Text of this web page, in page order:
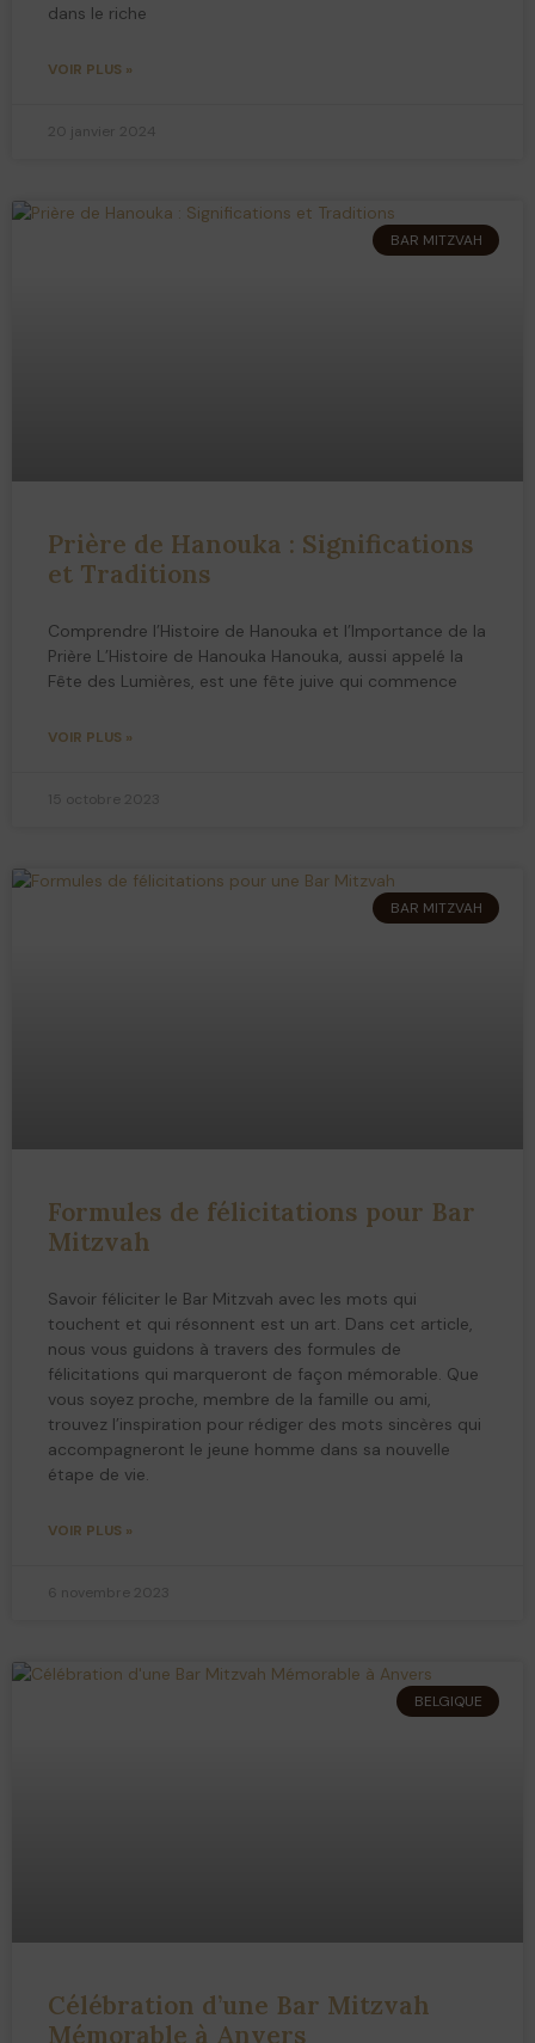
dans le riche
VOIR PLUS »
20 janvier 2024
BAR MITZVAH
Prière de Hanouka : Significations
et Traditions
Comprendre l’Histoire de Hanouka et l’Importance de la
Prière L’Histoire de Hanouka Hanouka, aussi appelé la
Fête des Lumières, est une fête juive qui commence
VOIR PLUS »
15 octobre 2023
BAR MITZVAH
Formules de félicitations pour Bar
Mitzvah
Savoir féliciter le Bar Mitzvah avec les mots qui
touchent et qui résonnent est un art. Dans cet article,
nous vous guidons à travers des formules de
félicitations qui marqueront de façon mémorable. Que
vous soyez proche, membre de la famille ou ami,
trouvez l’inspiration pour rédiger des mots sincères qui
accompagneront le jeune homme dans sa nouvelle
étape de vie.
VOIR PLUS »
6 novembre 2023
BELGIQUE
Célébration d’une Bar Mitzvah
Mémorable à Anvers